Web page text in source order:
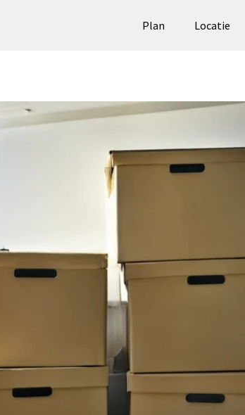
Plan Locatie